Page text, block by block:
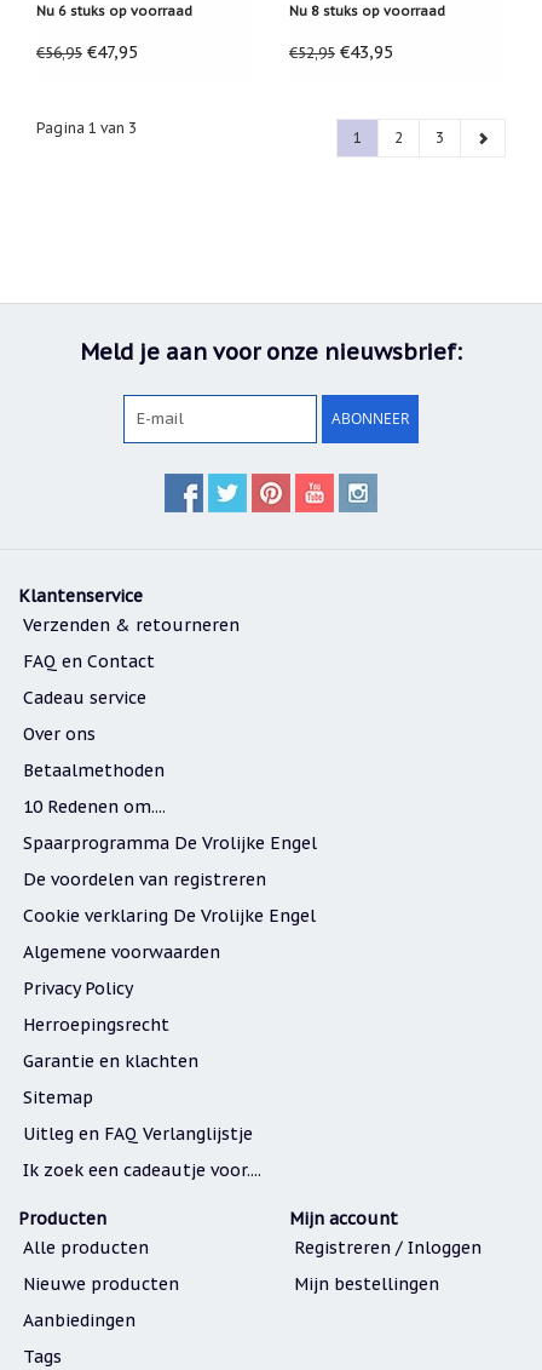
Nu 6 stuks op voorraad
€56,95 €47,95
Nu 8 stuks op voorraad
€52,95 €43,95
Pagina 1 van 3
1 2 3
Meld je aan voor onze nieuwsbrief:
ABONNEER
Klantenservice
Verzenden & retourneren
FAQ en Contact
Cadeau service
Over ons
Betaalmethoden
10 Redenen om....
Spaarprogramma De Vrolijke Engel
De voordelen van registreren
Cookie verklaring De Vrolijke Engel
Algemene voorwaarden
Privacy Policy
Herroepingsrecht
Garantie en klachten
Sitemap
Uitleg en FAQ Verlanglijstje
Ik zoek een cadeautje voor....
Producten
Alle producten
Nieuwe producten
Aanbiedingen
Tags
Mijn account
Registreren / Inloggen
Mijn bestellingen